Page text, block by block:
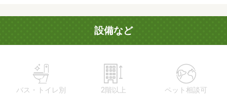
設備など
バス・トイレ別 2階以上 ペット相談可